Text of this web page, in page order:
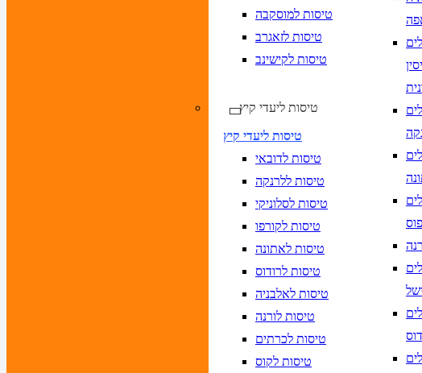
טיסות למוסקבה
טיסות לזאגרב
טיסות לקישינב
טיסות ליעדי קיץ
טיסות ליעדי קיץ
טיסות לדובאי
טיסות ללרנקה
טיסות לסלוניקי
טיסות לקורפו
טיסות לאתונה
טיסות לרודוס
טיסות לאלבניה
טיסות לורנה
טיסות לכרתים
טיסות לקוס